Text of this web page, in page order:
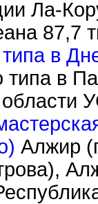
Ла-
87,7
в
типа в
Алжир